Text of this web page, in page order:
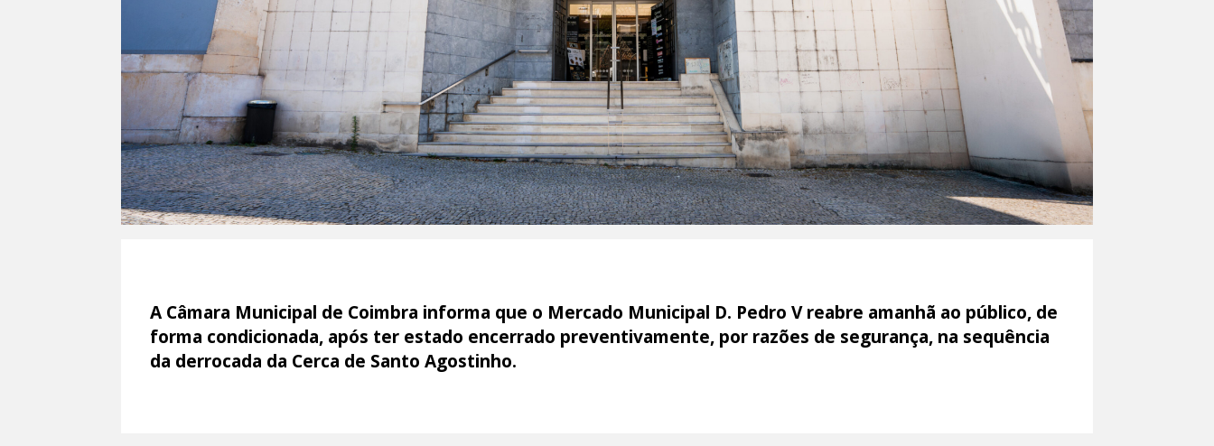
A Câmara Municipal de Coimbra informa que o Mercado Municipal D. Pedro V reabre amanhã ao público, de
forma condicionada, após ter estado encerrado preventivamente, por razões de segurança, na sequência
da derrocada da Cerca de Santo Agostinho.